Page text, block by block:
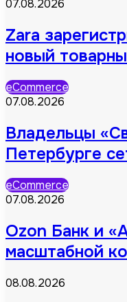
07.08.2026
Zara
новый
eCommerce
07.08.2026
Владельцы
Петербурге
eCommerce
07.08.2026
Ozon Банк и
масштабной
08.08.2026